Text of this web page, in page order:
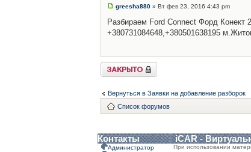
greesha880 » Вт фев 23, 2016 4:43 pm
Разбираем Ford Connect Форд Конект
+380731084648,+380501638195
Закрыто
Вернуться в Заявки на добавление разборок
Список форумов
Контакты iCAR -
Администратор
При использовании